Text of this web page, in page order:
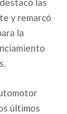
y remarcó
la
últimos